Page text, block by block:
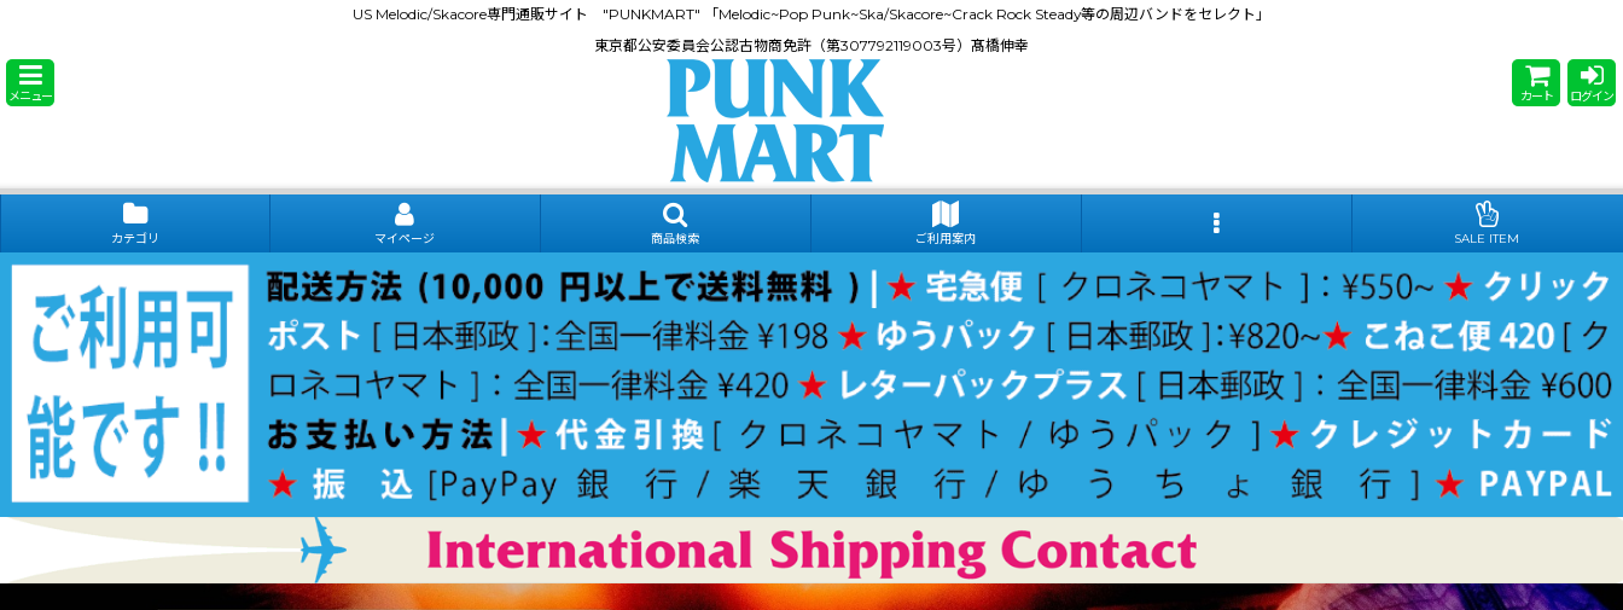
US Melodic/Skacore専門通販サイト "PUNKMART" 「Melodic~Pop Punk~Ska/Skacore~Crack Rock Steady等の周辺バンドをセレクト」
東京都公安委員会公認古物商免許（第307792119003号）髙橋伸幸
メニュー カート ログイン
カテゴリ マイページ 商品検索 ご利用案内 SALE ITEM